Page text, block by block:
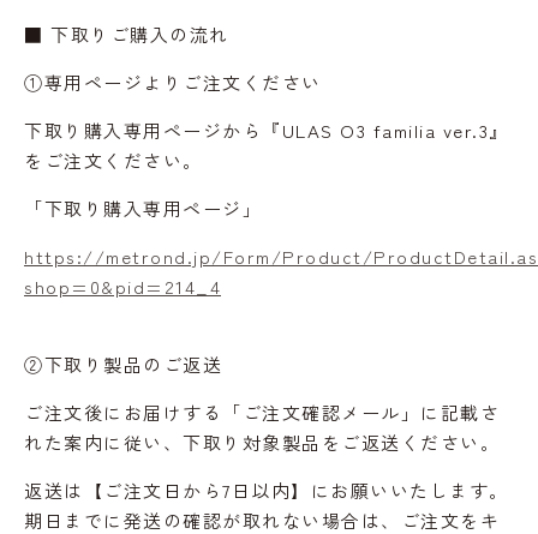
■ 下取りご購入の流れ
①専用ページよりご注文ください
下取り購入専用ページから『ULAS O3 familia ver.3』
をご注文ください。
「下取り購入専用ページ」
https://metrond.jp/Form/Product/
shop=0&pid=214_4
②下取り製品のご返送
ご注文後にお届けする「ご注文確認メール」に記載さ
れた案内に従い、下取り対象製品をご返送ください。
返送は【ご注文日から7日以内】にお願いいたします。
期日までに発送の確認が取れない場合は、ご注文をキ